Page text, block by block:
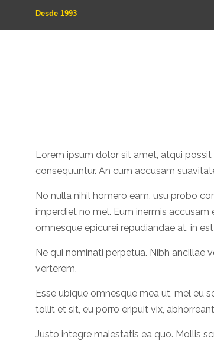
Desde 1993
Lorem ipsum dolor sit amet, atqui
consequuntur. An cum accusam
No nulla nihil homero eam, usu probo
imperdiet no mel. Eum inermis
omnesque epicurei repudiandae at, in
Ne qui nominati perpetua. Nibh ancillae
verterem.
Esse ubique omnesque mea ut, mel eu
tollit et sit, eu porro eripuit vix,
Justo integre maiestatis ea quo. Mollis